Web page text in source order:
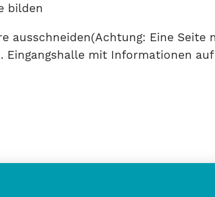
bilden
ausschneiden(Achtung: Eine Seite
Eingangshalle mit Informationen